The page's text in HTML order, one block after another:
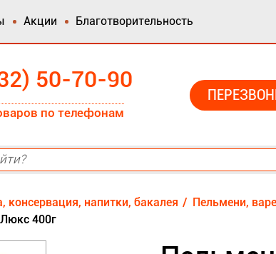
Акции Благотворительность
50-70-90
по телефонам
консервация, напитки, бакалея
Пельмени,
400г